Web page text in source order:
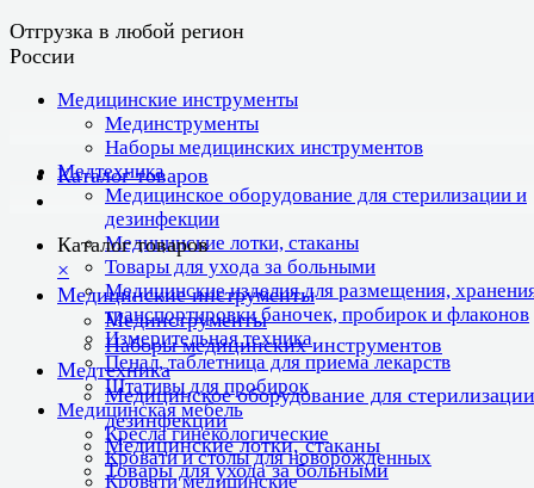
Отгрузка в любой регион
России
Медицинские инструменты
Мединструменты
Наборы медицинских инструментов
Медтехника
Медицинское оборудование для стерилизации и
дезинфекции
Медицинские лотки, стаканы
Товары для ухода за больными
Медицинские изделия для размещения,
транспортировки баночек, пробирок и флаконов
Измерительная техника
Пенал, таблетница для приема лекарств
Штативы для пробирок
Медицинская мебель
Кресла гинекологические
Кровати и столы для новорожденных
Кровати медицинские
Каталог товаров
Каталог товаров
×
Медицинские инструменты
Мединструменты
Наборы медицинских инструментов
Медтехника
Медицинское оборудование для
дезинфекции
Медицинские лотки, стаканы
Товары для ухода за больными